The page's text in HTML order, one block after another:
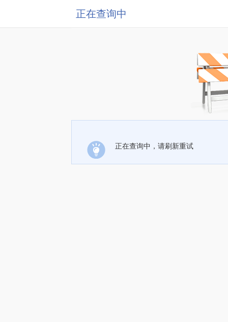
正在查询中
正在查询中，请刷新重试